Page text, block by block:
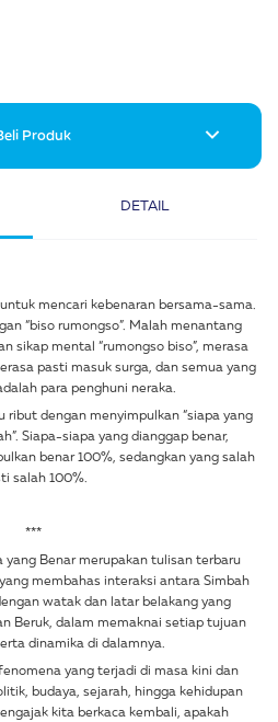
Produk
DETAIL
mencari kebenaran bersama-sama.
“biso rumongso”. Malah menantang
sikap mental “rumongso biso”, merasa
pasti masuk surga, dan semua yang
para penghuni neraka.
ribut dengan menyimpulkan “siapa yang
Siapa-siapa yang dianggap benar,
benar 100%, sedangkan yang salah
salah 100%.
***
yang Benar merupakan tulisan terbaru
membahas interaksi antara Simbah
watak dan latar belakang yang
Beruk, dalam memaknai setiap tujuan
dinamika di dalamnya.
yang terjadi di masa kini dan
budaya, sejarah, hingga kehidupan
kita berkaca kembali, apakah